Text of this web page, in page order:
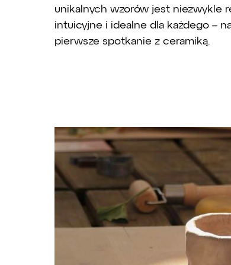
unikalnych wzorów jest niezwykle
intuicyjne i idealne dla każdego –
pierwsze spotkanie z ceramiką.